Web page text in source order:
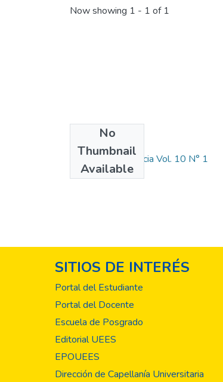
Now showing 1 - 1 of 1
No
Thumbnail
Available
Collections
Revista Crea Ciencia Vol. 10 N° 1
SITIOS DE INTERÉS
Portal del Estudiante
Portal del Docente
Escuela de Posgrado
Editorial UEES
EPOUEES
Dirección de Capellanía Universitaria